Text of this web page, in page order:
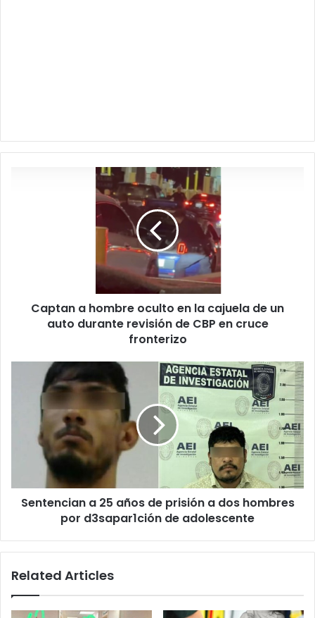
fronterizo
Captan a hombre oculto en la cajuela de un
auto durante revisión de CBP en cruce
fronterizo
Sentencian
prisión
hombres
por
d3sapar1ción
Sentencian a 25 años de prisión a dos hombres
por d3sapar1ción de adolescente
Related Articles